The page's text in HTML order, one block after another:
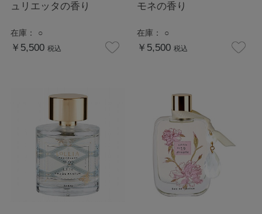
ュリエッタの香り
在庫： ○
￥5,500 税込
モネの香り
在庫： ○
￥5,500 税込